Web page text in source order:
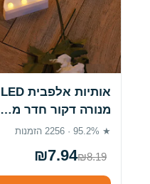
מנורה דקור חדר מ…
★ 95.2% · 2256 הזמנות
₪7.94₪8.19